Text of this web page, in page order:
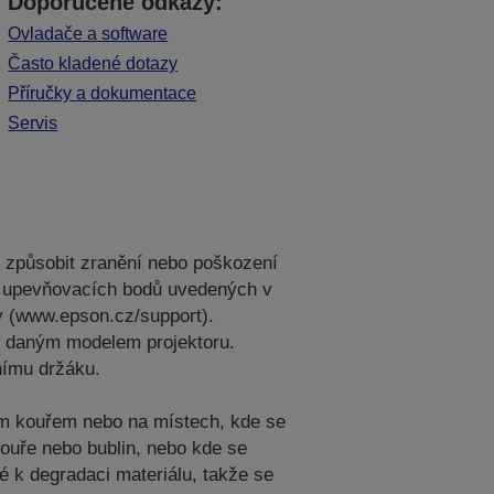
Ovladače a software
Často kladené dotazy
Příručky a dokumentace
Servis
zranění nebo poškození
bodů uvedených v
support).
modelem projektoru.
držáku.
kouřem nebo na místech, kde se
nebo bublin, nebo kde se
k degradaci materiálu, takže se